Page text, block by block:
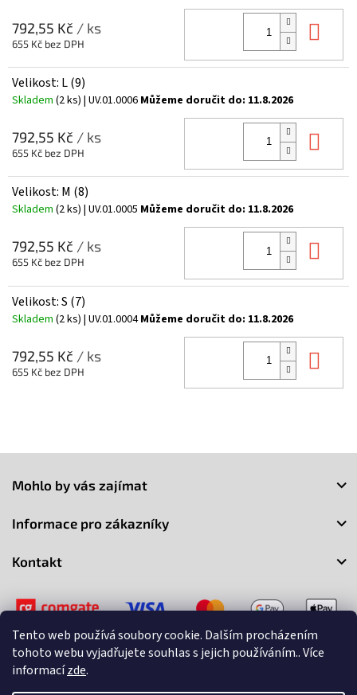
Tento web používá soubory cookie. Dalším procházením
tohoto webu vyjadřujete souhlas s jejich používáním.. Více
informacízde.
792,55 Kč / ks
655 Kč bez DPH
Velikost: L (9)
Skladem (2 ks) | UV.01.0006 Můžeme doručit do: 11.8.2026
792,55 Kč / ks
655 Kč bez DPH
Velikost: M (8)
Skladem (2 ks) | UV.01.0005 Můžeme doručit do: 11.8.2026
792,55 Kč / ks
655 Kč bez DPH
Velikost: S (7)
Skladem (2 ks) | UV.01.0004Můžeme doručit do: 11.8.2026
792,55 Kč / ks
655 Kč bez DPH
Mohlo by vás zajímat
Informace pro zákazníky
Kontakt
Copyright 2026